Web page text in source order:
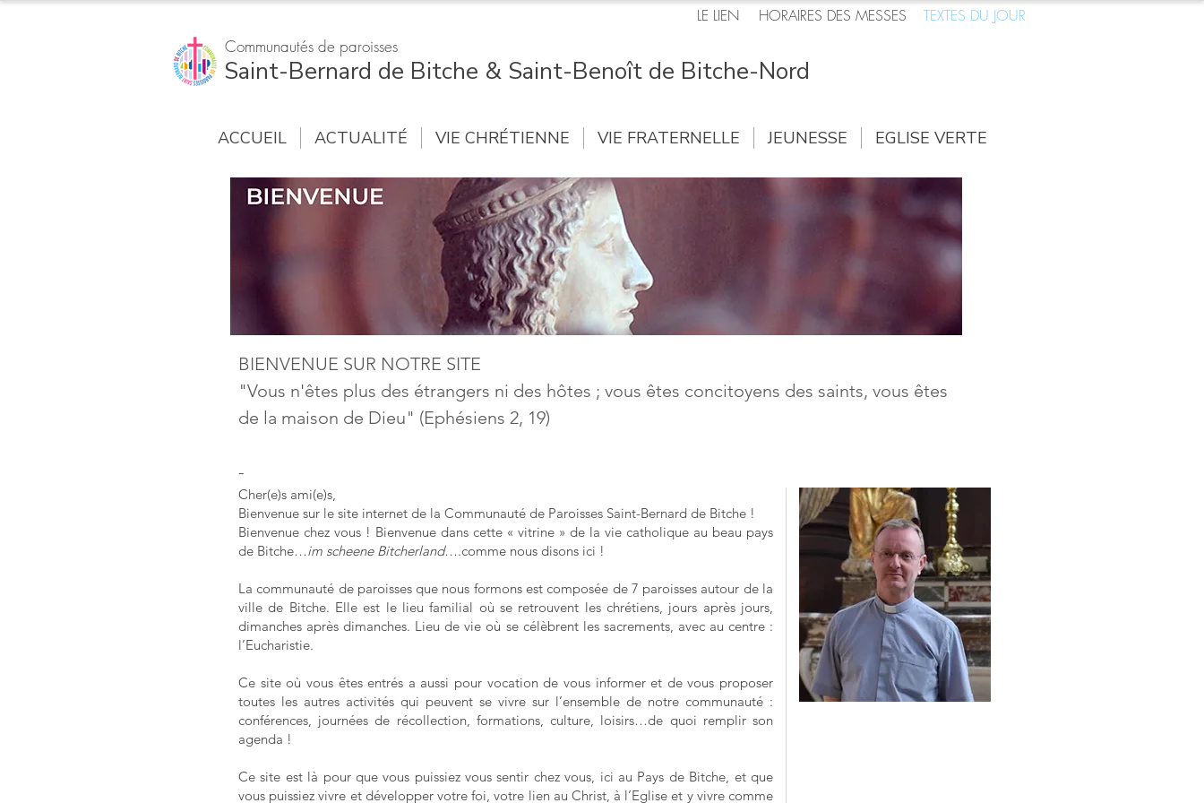
LE LIEN HORAIRES DES MESSES TEXTES DU JOUR
Communautés de paroisses
Saint-Bernard de Bitche & Saint-Benoît de Bitche-Nord
ACCUEIL ACTUALITÉ VIE CHRÉTIENNE VIE FRATERNELLE JEUNESSE EGLISE VERTE
BIENVENUE SUR NOTRE SITE
"Vous n'êtes plus des étrangers ni des hôtes ; vous êtes concitoyens des saints, vous êtes
de la maison de Dieu" (Ephésiens 2, 19)
-
Cher(e)s ami(e)s,
Bienvenue sur le site internet de la Communauté de Paroisses Saint-Bernard de Bitche !
Bienvenue chez vous ! Bienvenue dans cette « vitrine » de la vie catholique au beau pays
de Bitche…im scheene Bitcherland….comme nous disons ici !
La communauté de paroisses que nous formons est composée de 7 paroisses autour de la
ville de Bitche. Elle est le lieu familial où se retrouvent les chrétiens, jours après jours,
dimanches après dimanches. Lieu de vie où se célèbrent les sacrements, avec au centre :
l’Eucharistie.
Ce site où vous êtes entrés a aussi pour vocation de vous informer et de vous proposer
toutes les autres activités qui peuvent se vivre sur l’ensemble de notre communauté :
conférences, journées de récollection, formations, culture, loisirs…de quoi remplir son
agenda !
Ce site est là pour que vous puissiez vous sentir chez vous, ici au Pays de Bitche, et que
vous puissiez vivre et développer votre foi, votre lien au Christ, à l’Eglise et y vivre comme